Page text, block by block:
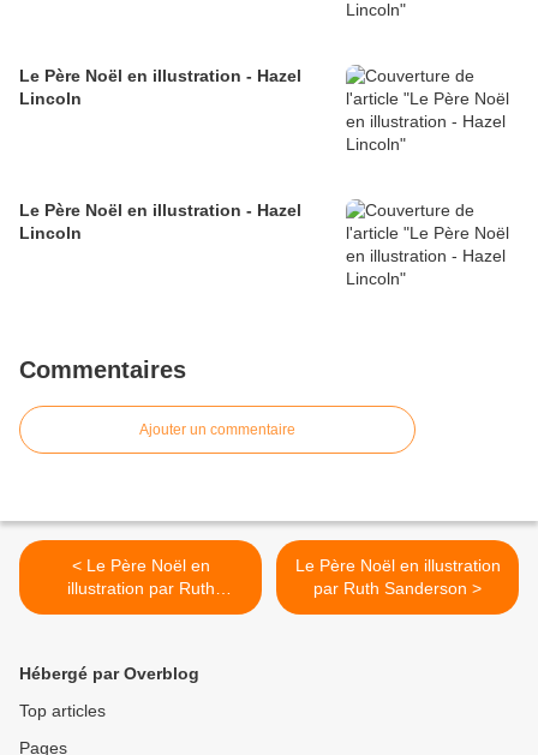
Le Père Noël en illustration - Hazel
Lincoln
Le Père Noël en illustration - Hazel
Lincoln
Commentaires
Ajouter un commentaire
< Le Père Noël en
illustration par Ruth
Sanderson
Le Père Noël en illustration
par Ruth Sanderson >
Hébergé par Overblog
Top articles
Pages